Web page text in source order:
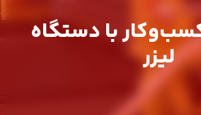
کسب‌و‌کار با دستگاه
لیزر